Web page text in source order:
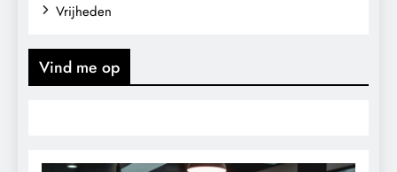
Vrijheden
Vind me op